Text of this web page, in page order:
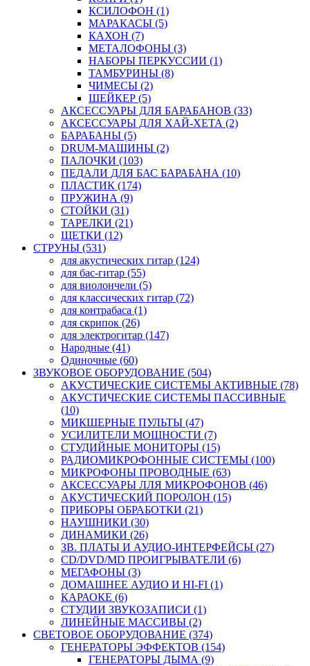
КСИЛОФОН (1)
МАРАКАСЫ (5)
КАХОН (7)
МЕТАЛОФОНЫ (3)
НАБОРЫ ПЕРКУССИИ (1)
ТАМБУРИНЫ (8)
ЧИМЕСЫ (2)
ШЕЙКЕР (5)
АКСЕССУАРЫ ДЛЯ БАРАБАНОВ (33)
АКСЕССУАРЫ ДЛЯ ХАЙ-ХЕТА (2)
БАРАБАНЫ (5)
DRUM-МАШИНЫ (2)
ПАЛОЧКИ (103)
ПЕДАЛИ ДЛЯ БАС БАРАБАНА (10)
ПЛАСТИК (174)
ПРУЖИНА (9)
СТОЙКИ (31)
ТАРЕЛКИ (21)
ЩЕТКИ (12)
СТРУНЫ (531)
для акустических гитар (124)
для бас-гитар (55)
для виолончели (5)
для классических гитар (72)
для контрабаса (1)
для скрипок (26)
для электрогитар (147)
Народные (41)
Одиночные (60)
ЗВУКОВОЕ ОБОРУДОВАНИЕ (504)
АКУСТИЧЕСКИЕ СИСТЕМЫ АКТИВНЫЕ (78)
АКУСТИЧЕСКИЕ СИСТЕМЫ ПАССИВНЫЕ
(10)
МИКШЕРНЫЕ ПУЛЬТЫ (47)
УСИЛИТЕЛИ МОЩНОСТИ (7)
СТУДИЙНЫЕ МОНИТОРЫ (15)
РАДИОМИКРОФОННЫЕ СИСТЕМЫ (100)
МИКРОФОНЫ ПРОВОДНЫЕ (63)
АКСЕССУАРЫ ЛЛЯ МИКРОФОНОВ (46)
АКУСТИЧЕСКИЙ ПОРОЛОН (15)
ПРИБОРЫ ОБРАБОТКИ (21)
НАУШНИКИ (30)
ДИНАМИКИ (26)
ЗВ. ПЛАТЫ И АУДИО-ИНТЕРФЕЙСЫ (27)
CD/DVD/MD ПРОИГРЫВАТЕЛИ (6)
МЕГАФОНЫ (3)
ДОМАШНЕЕ АУДИО И HI-FI (1)
КАРАОКЕ (6)
СТУДИИ ЗВУКОЗАПИСИ (1)
ЛИНЕЙНЫЕ МАССИВЫ (2)
СВЕТОВОЕ ОБОРУДОВАНИЕ (374)
ГЕНЕРАТОРЫ ЭФФЕКТОВ (154)
ГЕНЕРАТОРЫ ДЫМА (9)